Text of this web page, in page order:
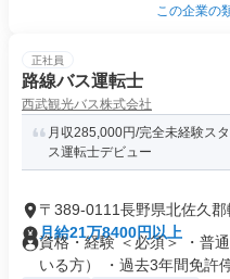
この企業の
正社員
路線バス運転士
西武観光バス株式会社
月収285,000円/完全未経験ス
ス運転士デビュー
〒389-0111長野県北佐久
月給21万8400円以上
資格・経験 ＜必須＞ ・普
いる方） ・過去3年間免許停